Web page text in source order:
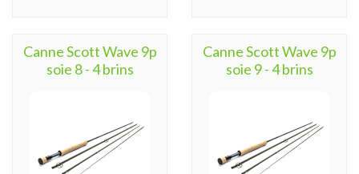
Canne Scott Wave 9p
soie 8 - 4 brins
Canne Scott Wave 9p
soie 9 - 4 brins